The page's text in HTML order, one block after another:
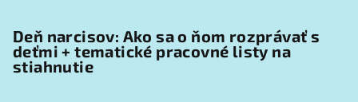
Deň narcisov: Ako sa o ňom rozprávať s
deťmi + tematické pracovné listy na
stiahnutie